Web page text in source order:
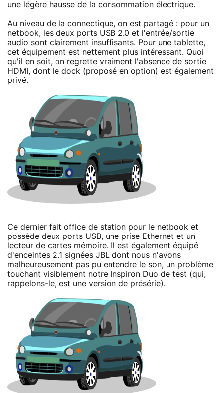
une légère hausse de la consommation électrique.
Au niveau de la connectique, on est partagé : pour un
netbook, les deux ports USB 2.0 et l'entrée/sortie
audio sont clairement insuffisants. Pour une tablette,
cet équipement est nettement plus intéressant. Quoi
qu'il en soit, on regrette vraiment l'absence de sortie
HDMI, dont le dock (proposé en option) est également
privé.
Ce dernier fait office de station pour le netbook et
possède deux ports USB, une prise Ethernet et un
lecteur de cartes mémoire. Il est également équipé
d'enceintes 2.1 signées JBL dont nous n'avons
malheureusement pas pu entendre le son, un problème
touchant visiblement notre Inspiron Duo de test (qui,
rappelons-le, est une version de présérie).